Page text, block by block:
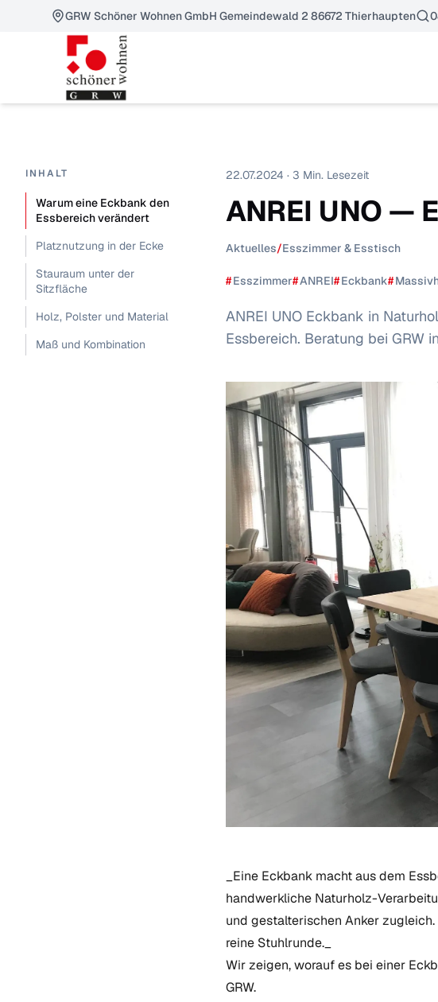
GRW Schöner Wohnen GmbH Gemeindewald 2 86672 Thierhaupten
INHALT
Warum eine Eckbank den
Essbereich verändert
Platznutzung in der Ecke
Stauraum unter der
Sitzfläche
Holz, Polster und Material
Maß und Kombination
22.07.2024 · 3 Min. Lesezeit
ANREI UNO —
Aktuelles/Esszimmer & Esstisch
#Esszimmer#ANREI#Eckbank#
ANREI UNO Eckbank in
Essbereich. Beratung bei GRW
_Eine Eckbank macht aus dem
handwerkliche Naturholz-
und gestalterischen Anker
reine Stuhlrunde._
Wir zeigen, worauf es bei einer
GRW.